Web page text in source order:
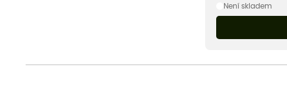
Není skladem